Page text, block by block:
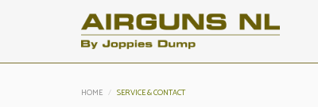
HOME SERVICE & CONTACT